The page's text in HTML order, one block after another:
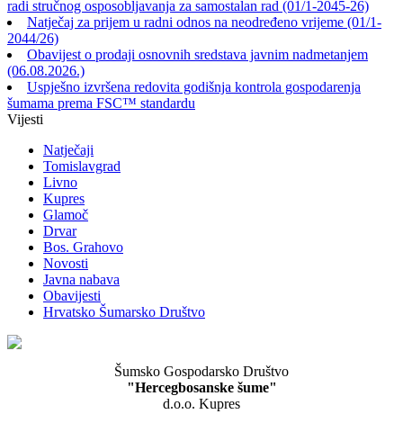
radi stručnog osposobljavanja za samostalan rad (01/1-2045-26)
Natječaj za prijem u radni odnos na neodređeno vrijeme (01/1-
2044/26)
Obavijest o prodaji osnovnih sredstava javnim nadmetanjem
(06.08.2026.)
Uspješno izvršena redovita godišnja kontrola gospodarenja
šumama prema FSC™ standardu
Vijesti
Natječaji
Tomislavgrad
Livno
Kupres
Glamoč
Drvar
Bos. Grahovo
Novosti
Javna nabava
Obavijesti
Hrvatsko Šumarsko Društvo
Šumsko Gospodarsko Društvo
"Hercegbosanske šume"
d.o.o. Kupres